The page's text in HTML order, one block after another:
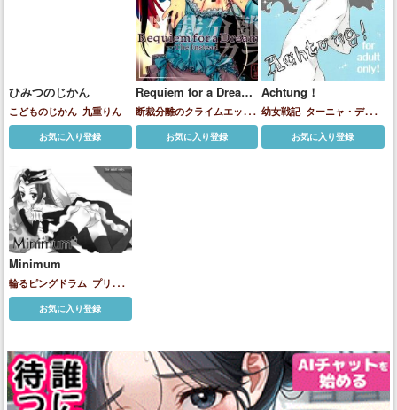
ひみつのじかん
こどものじかん 九重りん
お気に入り登録
Requiem for a Dream
-The Instead-
断裁分離のクライムエッジ
武者小路祝病院坂病子
お気に入り登録
Achtung！
幼女戦記 ターニャ・デグレ
チャフ
お気に入り登録
Minimum
輪るピングドラム プリンセ
ス・オブ・ザ・クリスタル
お気に入り登録